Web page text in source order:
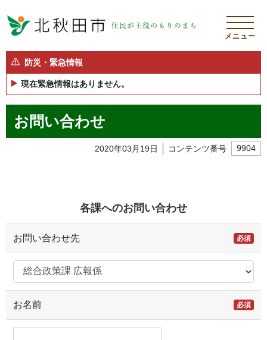
メニュー
防災・緊急情報
現在緊急情報はありません。
お問い合わせ
2020年03月19日 コンテンツ番号 9904
各課へのお問い合わせ
お問い合わせ先 必須
お名前 必須